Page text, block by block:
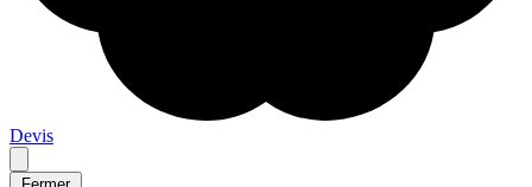
Devis